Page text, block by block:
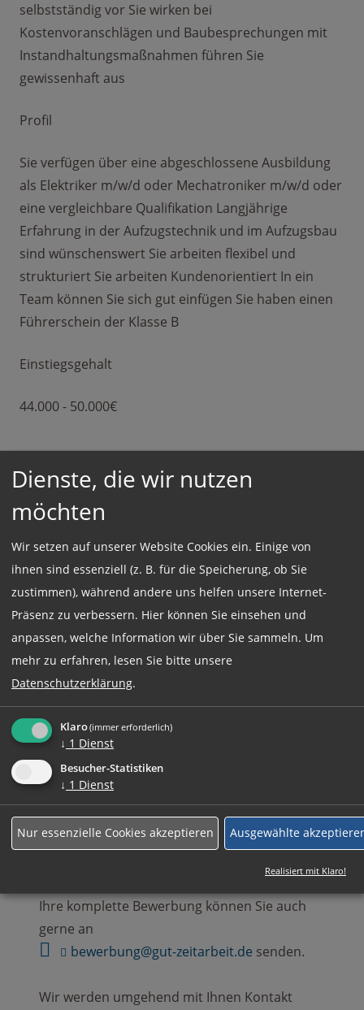
selbstständig vor Sie wirken bei
Kostenvoranschlägen und Baubesprechungen mit
Instandhaltungsmaßnahmen führen Sie
gewissenhaft aus
Profil
Sie verfügen über eine abgeschlossene Ausbildung
als Elektriker m/w/d oder Mechatroniker m/w/d oder
eine vergleichbare Qualifikation Langjährige
Erfahrung in der Aufzugstechnik und im Aufzugsbau
sind wünschenswert Sie arbeiten flexibel und
strukturiert Sie arbeiten Kundenorientiert In ein
Team können Sie sich gut einfügen Sie haben einen
Führerschein der Klasse B
Einstiegsgehalt
44.000 - 50.000€
München / Nürnberg / Regensburg
Beschäftigungsart:
Vollzeit
Jetzt online Bewerben
Weitere Jobs
Rufen Sie uns einfach an:
+49 (0)89 590 68 65-0
Ihre komplette Bewerbung können Sie auch
gerne an
bewerbung@gut-zeitarbeit.de senden.
Wir werden umgehend mit Ihnen Kontakt
Dienste, die wir nutzen
möchten
Wir setzen auf unserer Website Cookies ein. Einige von
ihnen sind essenziell (z. B. für die Speicherung, ob Sie
zustimmen), während andere uns helfen unsere Internet-
Präsenz zu verbessern. Hier können Sie einsehen und
anpassen, welche Information wir über Sie sammeln. Um
mehr zu erfahren, lesen Sie bitte unsere
Datenschutzerklärung.
Klaro(immer erforderlich)
↓ 1 Dienst
Besucher-Statistiken
↓ 1 Dienst
Nur essenzielle Cookies akzeptieren Ausgewählte
Realisiert mit Klaro!